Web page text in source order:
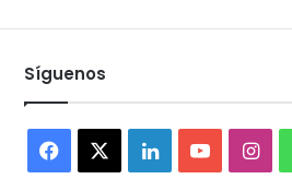
Síguenos
L
I